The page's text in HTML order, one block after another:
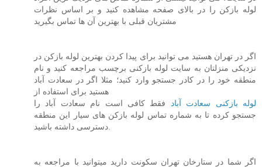
لوله بازکن را در بالای صفحه مشاهده کنید و بر اساس نظرات
مشتریان قبلی با بهترین آن ها تماس بگیرید
اگر در تهران هستید می توانید برای پیدا کردن بهترین لوله بازکن در
نزدیکی منزلتان به سایت لوله بازکنی برچسب مراجعه کنید و نام
منطقه خود را در کادر جستجو وارد کنید؛ مثلا اگر در سعادت آباد
هستید برای استفاده از
لوله بازکنی سعادت آباد فقط کافی است نام سعادت آباد را
جستجو کرده تا به شماره تماس لوله بازکن های سیار این منطقه
اگر شما در ستارخان تهران سکونت دارید میتوانید با مراجعه به